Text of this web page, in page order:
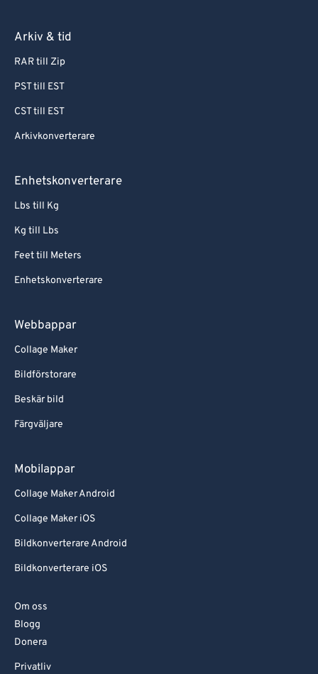
Arkiv & tid
RAR till Zip
PST till EST
CST till EST
Arkivkonverterare
Enhetskonverterare
Lbs till Kg
Kg till Lbs
Feet till Meters
Enhetskonverterare
Webbappar
Collage Maker
Bildförstorare
Beskär bild
Färgväljare
Mobilappar
Collage Maker Android
Collage Maker iOS
Bildkonverterare Android
Bildkonverterare iOS
Om oss
Blogg
Donera
Privatliv